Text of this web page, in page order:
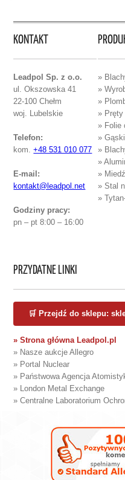
KONTAKT
Leadpol Sp. z o.o.
ul. Okszowska 41
22-100 Chełm
woj. Lubelskie
Telefon:
kom.+48 531 010 077
E-mail:
kontakt@leadpol.net
Godziny pracy:
pn – pt 8:00 – 16:00
»
»
»
» Pręty
» Folie
»
»
»
» Miedź
» Stal
»
PRZYDATNE LINKI
🛒 Przejdź do sklepu:
» Strona główna Leadpol.pl
» Nasze aukcje Allegro
» Portal Nuclear
» Państwowa Agencja
» London Metal Exchange
» Centralne Laboratorium